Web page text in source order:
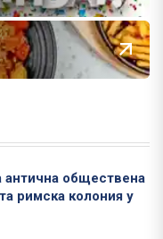
антична обществена
римска колония у